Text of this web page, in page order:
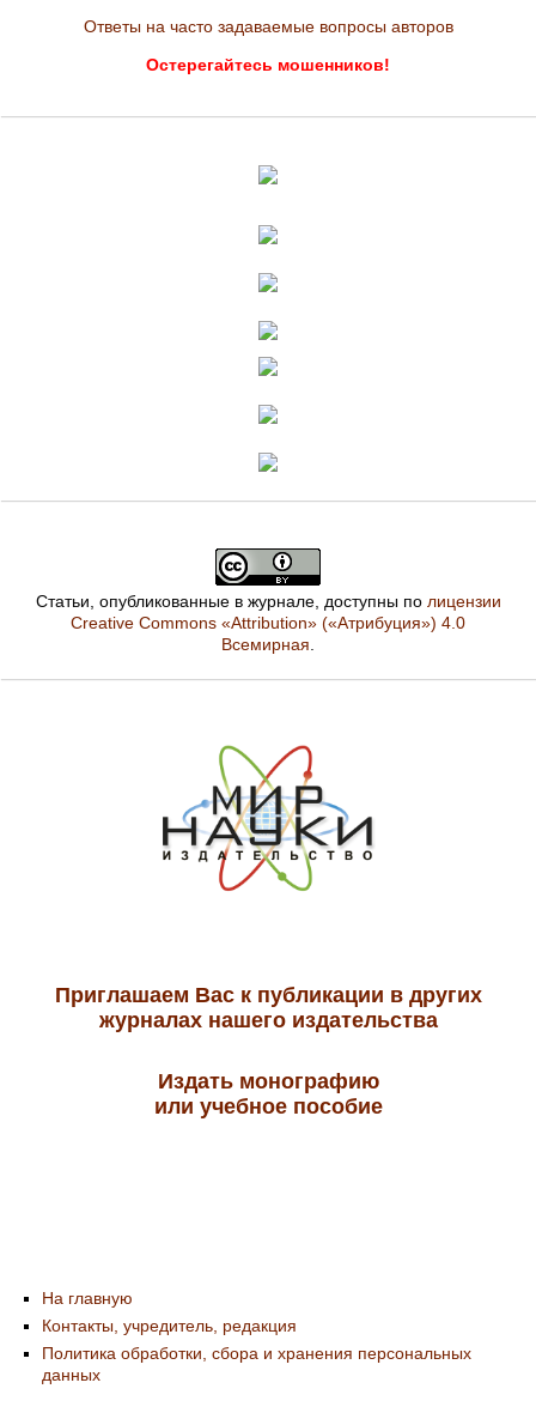
Ответы на часто задаваемые вопросы авторов
Остерегайтесь мошенников!
Статьи, опубликованные в журнале, доступны по лицензии
Creative Commons «Attribution» («Атрибуция») 4.0
Всемирная
Приглашаем Вас к публикации в других
журналах нашего издательства
Издать монографию
или учебное пособие
На главную
Контакты, учредитель, редакция
Политика обработки, сбора и хранения персональных
данных